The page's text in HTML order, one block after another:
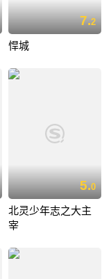
7.2
悍城
5.0
北灵少年志之大主
宰